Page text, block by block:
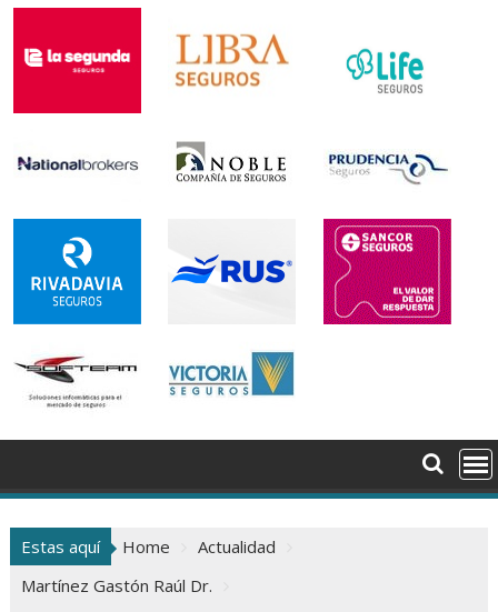
Estas aquí Home
Actualidad
Martínez Gastón Raúl Dr.